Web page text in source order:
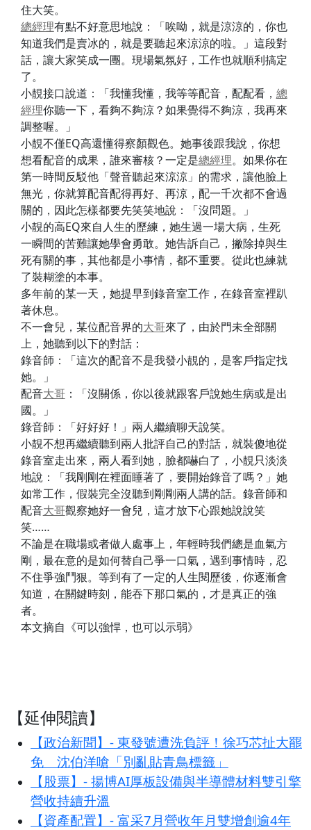
住大笑。
總經理有點不好意思地說：「唉呦，就是涼涼的，你也
知道我們是賣冰的，就是要聽起來涼涼的啦。」這段對
話，讓大家笑成一團。現場氣氛好，工作也就順利搞定
了。
小靚接口說道：「我懂我懂，我等等配音，配配看， 總
經理你聽一下，看夠不夠涼？如果覺得不夠涼，我再來
調整喔。」
小靚不僅EQ高還懂得察顏觀色。她事後跟我說，你想
想看配音的成果，誰來審核？一定是總經理。如果你在
第一時間反駁他「聲音聽起來涼涼」的需求，讓他臉上
無光，你就算配音配得再好、再涼，配一千次都不會過
關的，因此怎樣都要先笑笑地說：「沒問題。」
小靚的高EQ來自人生的歷練，她生過一場大病，生死
一瞬間的苦難讓她學會勇敢。她告訴自己，撇除掉與生
死有關的事，其他都是小事情，都不重要。從此也練就
了裝糊塗的本事。
多年前的某一天，她提早到錄音室工作，在錄音室裡趴
著休息。
不一會兒，某位配音界的大哥來了，由於門未全部關
上，她聽到以下的對話：
錄音師：「這次的配音不是我發小靚的，是客戶指定找
她。」
配音大哥：「沒關係，你以後就跟客戶說她生病或是出
國。」
錄音師：「好好好！」兩人繼續聊天說笑。
小靚不想再繼續聽到兩人批評自己的對話，就裝傻地從
錄音室走出來，兩人看到她，臉都嚇白了，小靚只淡淡
地說：「我剛剛在裡面睡著了，要開始錄音了嗎？」她
如常工作，假裝完全沒聽到剛剛兩人講的話。錄音師和
配音大哥觀察她好一會兒，這才放下心跟她說說笑
笑……
不論是在職場或者做人處事上，年輕時我們總是血氣方
剛，最在意的是如何替自己爭一口氣，遇到事情時，忍
不住爭強鬥狠。等到有了一定的人生閱歷後，你逐漸會
知道，在關鍵時刻，能吞下那口氣的，才是真正的強
者。
本文摘自《可以強悍，也可以示弱》
【延伸閱讀】
【政治新聞】- 東發號遭洗負評！徐巧芯扯大罷
免 沈伯洋嗆「別亂貼青鳥標籤」
【股票】- 揚博AI厚板設備與半導體材料雙引擎
營收持續升溫
【資產配置】- 富采7月營收年月雙增創逾4年